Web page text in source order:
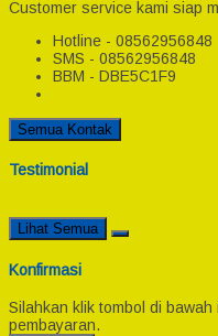
Customer service kami siap
Hotline - 08562956848
SMS - 08562956848
BBM - DBE5C1F9
Semua Kontak
Testimonial
Lihat Semua
Konfirmasi
Silahkan klik tombol di
pembayaran.